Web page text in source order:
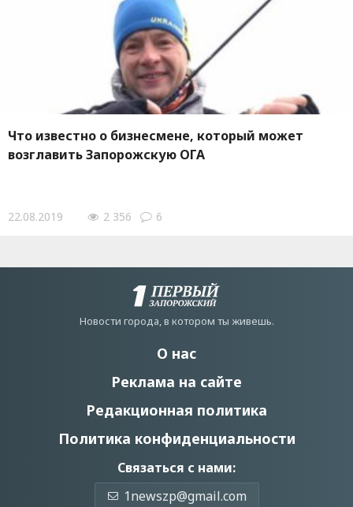
Что известно о бизнесмене, который может
возглавить Запорожскую ОГА
22.08.2019 2 356 6
Новости города, в котором ты живешь.
О нас
Реклама на сайте
Редакционная политика
Политика конфиденциальности
Связаться с нами:
1newszp@gmail.com